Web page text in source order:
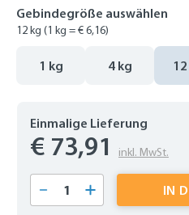
Gebindegröße auswählen
12 kg (1 kg = € 6,16)
1 kg 4 kg
Einmalige Lieferung
€ 73,91 inkl. MwSt.
Produkt Anzahl: IN